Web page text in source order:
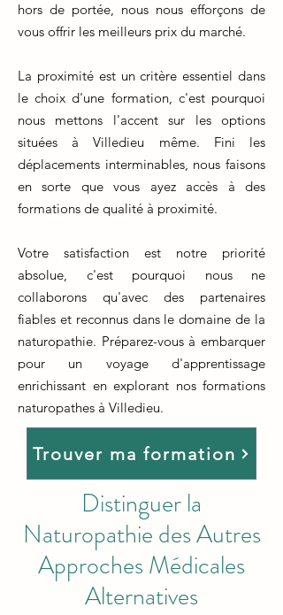
hors de portée, nous nous efforçons de
vous offrir les meilleurs prix du marché.
La proximité est un critère essentiel dans
le choix d'une formation, c'est pourquoi
nous mettons l'accent sur les options
situées à Villedieu même. Fini les
déplacements interminables, nous faisons
en sorte que vous ayez accès à des
formations de qualité à proximité.
Votre satisfaction est notre priorité
absolue, c'est pourquoi nous ne
collaborons qu'avec des partenaires
fiables et reconnus dans le domaine de la
naturopathie. Préparez-vous à embarquer
pour un voyage d'apprentissage
enrichissant en explorant nos formations
naturopathes à Villedieu.
Trouver ma formation
Distinguer la
Naturopathie des Autres
Approches Médicales
Alternatives